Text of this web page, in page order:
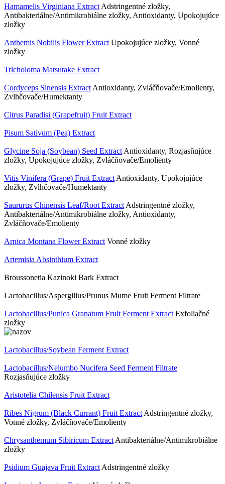
Hamamelis Virginiana Extract Adstringentné zložky,
Antibakteriálne/Antimikrobiálne zložky, Antioxidanty, Upokojujúce
zložky
Anthemis Nobilis Flower Extract Upokojujúce zložky, Vonné
zložky
Tricholoma Matsutake Extract
Cordyceps Sinensis Extract Antioxidanty, Zvláčňovače/Emolienty,
Zvlhčovače/Humektanty
Citrus Paradisi (Grapefruit) Fruit Extract
Pisum Sativum (Pea) Extract
Glycine Soja (Soybean) Seed Extract Antioxidanty, Rozjasňujúce
zložky, Upokojujúce zložky, Zvláčňovače/Emolienty
Vitis Vinifera (Grape) Fruit Extract Antioxidanty, Upokojujúce
zložky, Zvlhčovače/Humektanty
Saururus Chinensis Leaf/​Root Extract Adstringentné zložky,
Antibakteriálne/Antimikrobiálne zložky, Antioxidanty,
Zvláčňovače/Emolienty
Arnica Montana Flower Extract Vonné zložky
Artemisia Absinthium Extract
Broussonetia Kazinoki Bark Extract
Lactobacillus/​Aspergillus/​Prunus Mume Fruit Ferment Filtrate
Lactobacillus/​Punica Granatum Fruit Ferment Extract Exfoliačné
zložky
Lactobacillus/​Soybean Ferment Extract
Lactobacillus/​Nelumbo Nucifera Seed Ferment Filtrate
Rozjasňujúce zložky
Aristotelia Chilensis Fruit Extract
Ribes Nigrum (Black Currant) Fruit Extract Adstringentné zložky,
Vonné zložky, Zvláčňovače/Emolienty
Chrysanthemum Sibiricum Extract Antibakteriálne/Antimikrobiálne
zložky
Psidium Guajava Fruit Extract Adstringentné zložky